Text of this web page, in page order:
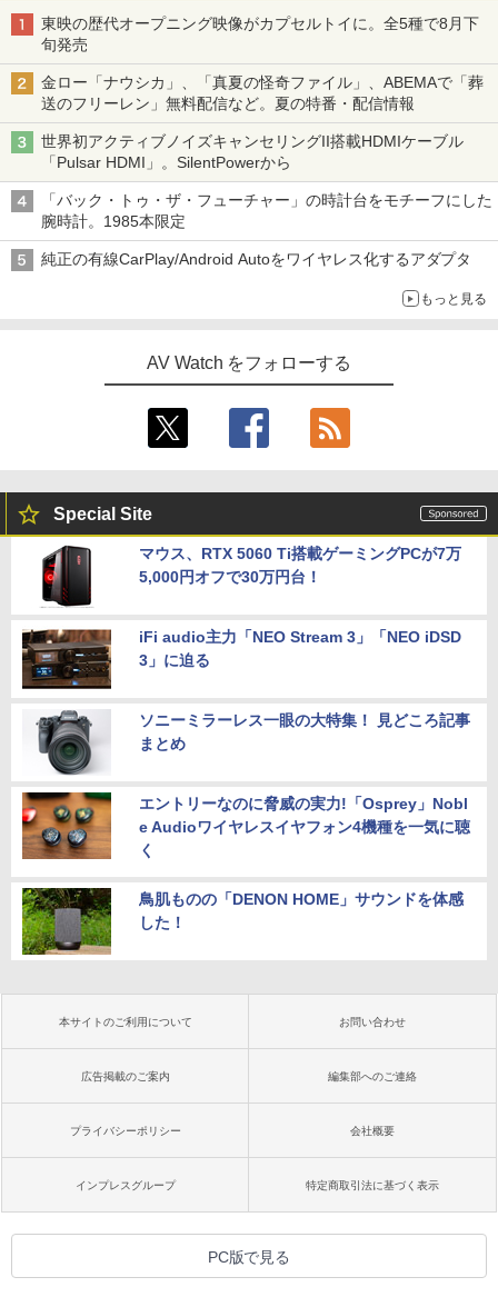
東映の歴代オープニング映像がカプセルトイに。全5種で8月下
旬発売
金ロー「ナウシカ」、「真夏の怪奇ファイル」、ABEMAで「葬
送のフリーレン」無料配信など。夏の特番・配信情報
世界初アクティブノイズキャンセリングII搭載HDMIケーブル
「Pulsar HDMI」。SilentPowerから
「バック・トゥ・ザ・フューチャー」の時計台をモチーフにした
腕時計。1985本限定
純正の有線CarPlay/Android Autoをワイヤレス化するアダプタ
もっと見る
AV Watch をフォローする
Special Site
マウス、RTX 5060 Ti搭載ゲーミングPCが7万
5,000円オフで30万円台！
iFi audio主力「NEO Stream 3」「NEO iDSD
3」に迫る
ソニーミラーレス一眼の大特集！ 見どころ記事
まとめ
エントリーなのに脅威の実力!「Osprey」Nobl
e Audioワイヤレスイヤフォン4機種を一気に聴
く
鳥肌ものの「DENON HOME」サウンドを体感
した！
本サイトのご利用について お問い合わせ
広告掲載のご案内 編集部へのご連絡
プライバシーポリシー 会社概要
インプレスグループ 特定商取引法に基づく表示
PC版で見る